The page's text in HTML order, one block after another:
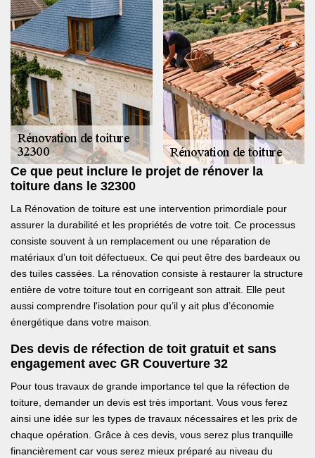
Ce que peut inclure le projet de rénover la
toiture dans le 32300
La Rénovation de toiture est une intervention primordiale pour
assurer la durabilité et les propriétés de votre toit. Ce processus
consiste souvent à un remplacement ou une réparation de
matériaux d’un toit défectueux. Ce qui peut être des bardeaux ou
des tuiles cassées. La rénovation consiste à restaurer la structure
entière de votre toiture tout en corrigeant son attrait. Elle peut
aussi comprendre l'isolation pour qu’il y ait plus d’économie
énergétique dans votre maison.
Des devis de réfection de toit gratuit et sans
engagement avec GR Couverture 32
Pour tous travaux de grande importance tel que la réfection de
toiture, demander un devis est très important. Vous vous ferez
ainsi une idée sur les types de travaux nécessaires et les prix de
chaque opération. Grâce à ces devis, vous serez plus tranquille
financièrement car vous serez mieux préparé au niveau du